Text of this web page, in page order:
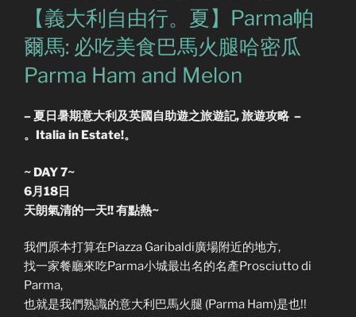
on
【義大利自由行。夏】Parma帕
爾馬: 必吃美食巴馬火腿哈密瓜
Parma Ham and Melon
– 夏日暑期意大利及英國自助遊之旅遊記, 旅遊攻略 –
。Italia in Estate!。
~ DAY 7~
6月18日
天朗氣清的一天!! 有點熱~
我們原本打算在Piazza Garibaldi廣場附近的地方,
找一家餐廳來吃Parma小城最出名的名產Prosciutto di
Parma,
也就是我們熟識的意大利巴馬火腿 (Parma Ham)是也!!